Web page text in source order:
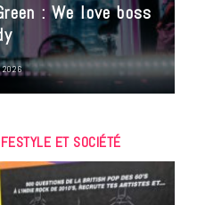
: We love boss
2026
ET SOCIÉTÉ